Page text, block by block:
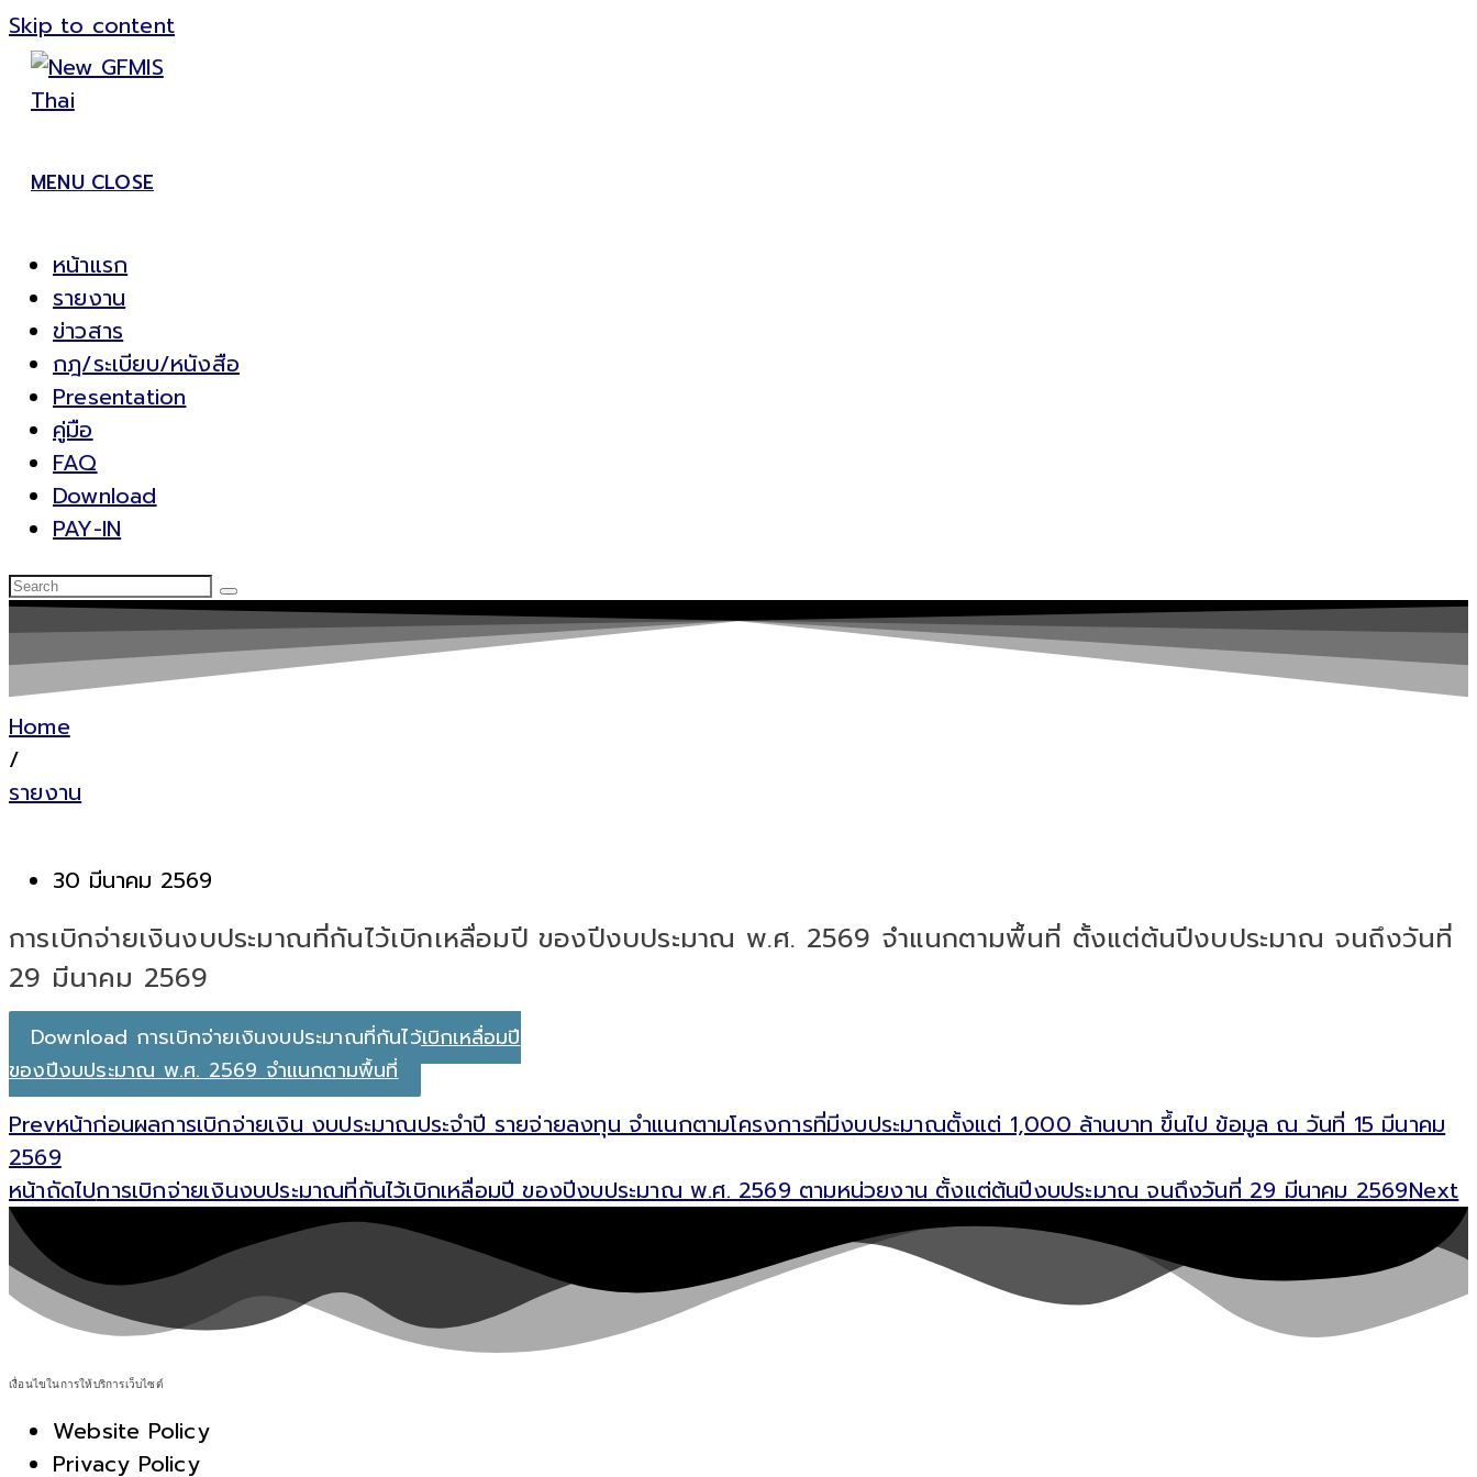
Skip to content
MENU CLOSE
หน้าแรก
รายงาน
ข่าวสาร
กฎ/ระเบียบ/หนังสือ
Presentation
คู่มือ
FAQ
Download
PAY-IN
Home
/
รายงาน
30 มีนาคม 2569
การเบิกจ่ายเงินงบประมาณที่กันไว้เบิกเหลื่อมปี ของปีงบประมาณ พ.ศ. 2569 จำแนกตามพื้นที่ ตั้งแต่ต้นปีงบประมาณ จนถึงวันที่
29 มีนาคม 2569
Download การเบิกจ่ายเงินงบประมาณที่กันไว้เบิกเหลื่อมปี
ของปีงบประมาณ พ.ศ. 2569 จำแนกตามพื้นที่
Prevหน้าก่อนผลการเบิกจ่ายเงิน งบประมาณประจำปี รายจ่ายลงทุน จำแนกตามโครงการที่มีงบประมาณตั้งแต่ 1,000 ล้านบาท ขึ้นไป ข้อมูล ณ วันที่ 15 มีนาคม
2569
หน้าถัดไปการเบิกจ่ายเงินงบประมาณที่กันไว้เบิกเหลื่อมปี ของปีงบประมาณ พ.ศ. 2569 ตามหน่วยงาน ตั้งแต่ต้นปีงบประมาณ จนถึงวันที่ 29 มีนาคม 2569Next
เงื่อนไขในการให้บริการเว็บไซต์
Website Policy
Privacy Policy